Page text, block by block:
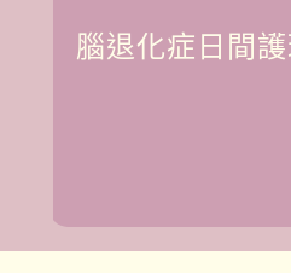
腦退化症日間